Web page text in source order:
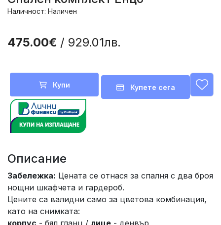
Наличност: Наличен
475.00€ / 929.01лв.
Купи Купете сега
Описание
Забележка: Цената се отнася за спалня с два броя
нощни шкафчета и гардероб.
Цените са валидни само за цветова комбинация,
като на снимката: